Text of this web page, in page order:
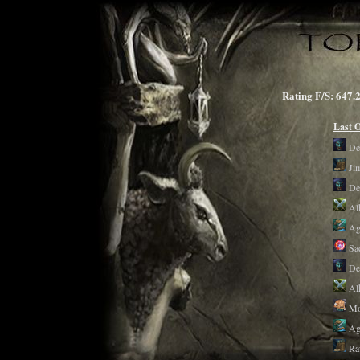
Rating F/S:
Last